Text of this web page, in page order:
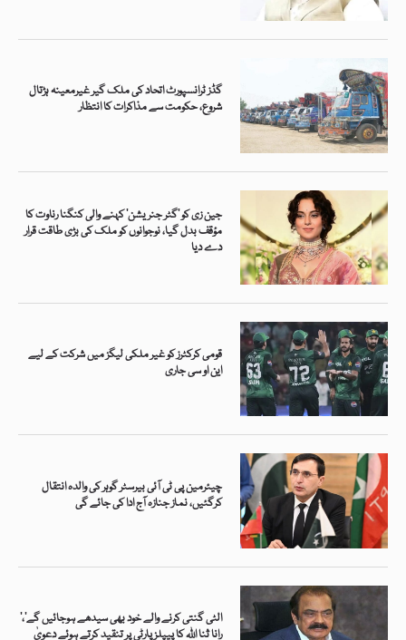
گڈز ٹرانسپورٹ اتحاد کی ملک گیر غیرمعینہ ہڑتال
شروع، حکومت سے مذاکرات کا انتظار
جین زی کو ’گٹر جنریشن‘ کہنے والی کنگنا رناوت کا
مؤقف بدل گیا، نوجوانوں کو ملک کی بڑی طاقت قرار
دے دیا
قومی کرکٹرز کو غیر ملکی لیگز میں شرکت کے لیے
این او سی جاری
چیئرمین پی ٹی آئی بیرسٹر گوہر کی والدہ انتقال
کرگئیں، نماز جنازہ آج ادا کی جائے گی
’الٹی گنتی کرنے والے خود بھی سیدھے ہوجائیں گے‘،
رانا ثنا اللہ کا پیپلز پارٹی پر تنقید کرتے ہوئے دعویٰ